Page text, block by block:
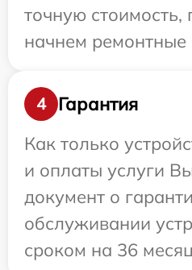
точную стоимость,
начнем ремонтные
4
Гарантия
Как только
и оплаты услуги
документ о
обслуживании
сроком на 36